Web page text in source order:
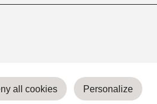
all cookies Personalize